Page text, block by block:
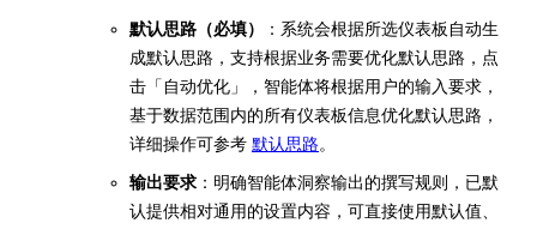
默认思路（必填）
：系统会根据所选仪表板自动生
成默认思路，支持根据业务需要优化默认思路，点
击「自动优化」，智能体将根据用户的输入要求，
基于数据范围内的所有仪表板信息优化默认思路，
详细操作可参考 默认思路 。
输出要求 ：明确智能体洞察输出的撰写规则，已默
认提供相对通用的设置内容，可直接使用默认值、